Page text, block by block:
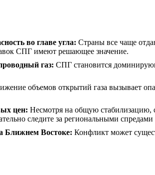
во главе угла: Страны все чаще
СПГ имеют решающее значение.
газ: СПГ становится
объемов открытий газа вызывает
цен: Несмотря на общую стабилизацию,
следите за региональными
Ближнем Востоке: Конфликт может